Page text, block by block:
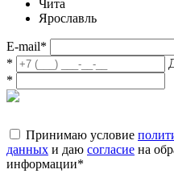
Чита
Ярославль
E-mail*
*
*
Принимаю условие
данных и даю согласие на
информации*